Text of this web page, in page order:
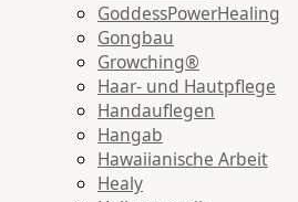
GoddessPowerHealing
Gongbau
Growching®
Haar- und Hautpflege
Handauflegen
Hangab
Hawaiianische Arbeit
Healy